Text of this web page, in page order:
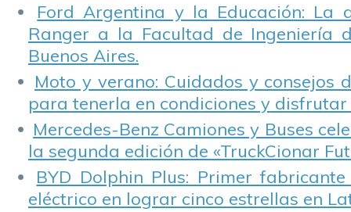
Ford Argentina y la Educación: La
Ranger a la Facultad de Ingeniería
Buenos Aires.
Moto y verano: Cuidados y consejos
para tenerla en condiciones y disfrutar
Mercedes-Benz Camiones y Buses
la segunda edición de «TruckCionar
BYD Dolphin Plus: Primer
eléctrico en lograr cinco estrellas en